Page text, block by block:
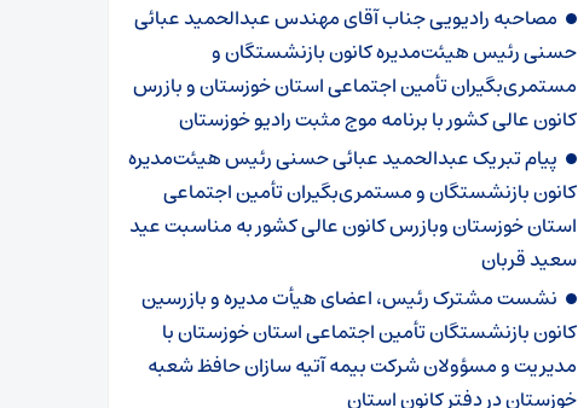
مصاحبه رادیویی جناب آقای مهندس عبدالحمید عبائی
حسنی رئیس هیئت‌مدیره کانون بازنشستگان و
مستمری‌بگیران تأمین اجتماعی استان خوزستان و بازرس
کانون عالی کشور با برنامه موج مثبت رادیو خوزستان
پیام تبریک عبدالحمید عبائی حسنی رئیس هیئت‌مدیره
کانون بازنشستگان و مستمری‌بگیران تأمین اجتماعی
استان خوزستان وبازرس کانون عالی کشور به مناسبت عید
سعید قربان
نشست مشترک رئیس، اعضای هیأت مدیره و بازرسین
کانون بازنشستگان تأمین اجتماعی استان خوزستان با
مدیریت و مسؤولان شرکت بیمه آتیه سازان حافظ شعبه
خوزستان در دفتر کانون استان